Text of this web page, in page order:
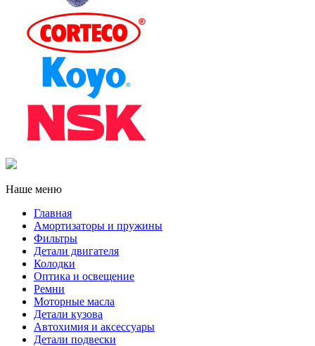
Наше меню
Главная
Амортизаторы и пружины
Фильтры
Детали двигателя
Колодки
Оптика и освещение
Ремни
Моторные масла
Детали кузова
Автохимия и аксессуары
Детали подвески